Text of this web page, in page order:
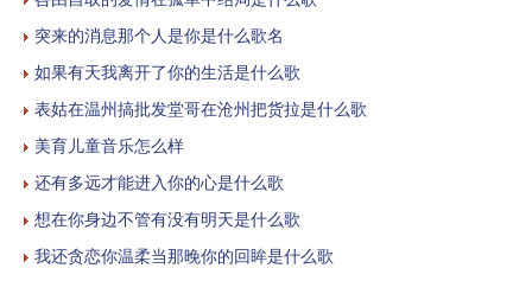
突来的消息那个人是你是什么歌名
如果有天我离开了你的生活是什么歌
表姑在温州搞批发堂哥在沧州把货拉是什么歌
美育儿童音乐怎么样
还有多远才能进入你的心是什么歌
想在你身边不管有没有明天是什么歌
我还贪恋你温柔当那晚你的回眸是什么歌